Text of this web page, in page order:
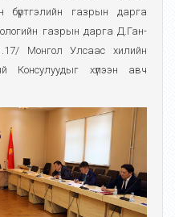
бүртгэлийн газрын дарга
газрын дарга Д.Ган-
Монгол Улсаас хилийн
Консулуудыг хүлээн авч